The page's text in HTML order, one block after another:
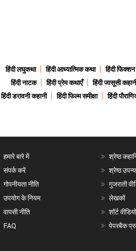
हिंदी लघुकथा हिंदी आध्यात्मिक कथा हिंदी
हिंदी नाटक
हिंदी प्रेम कथाएँ हिंदी जासूसी
हिंदी डरावनी कहानी
हिंदी फिल्म समीक्षा हिंदी
हमारे बारे में
संपर्क करें
गोपनीयता नीति
उपयोग के नियम
वापसी नीति
FAQ
श्रेष्ठ
श्रेष्ठ
गुजराती
लेखकों
शॉर्ट वीडियो
पेपरबैक